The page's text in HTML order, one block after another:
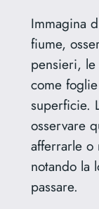
Immagina
fiume,
pensieri,
come
superficie.
osservare
afferrarle o
notando la
passare.